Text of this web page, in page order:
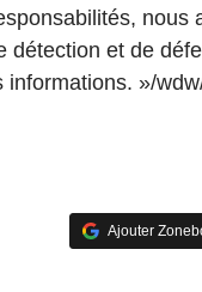
nous
détection et de
informations. »/
Ajouter